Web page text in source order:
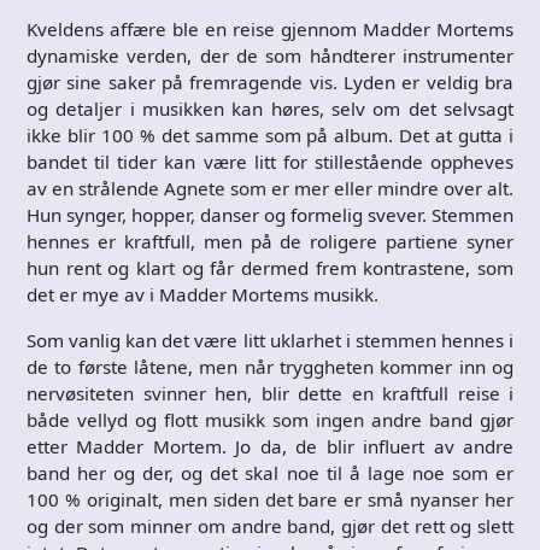
Kveldens affære ble en reise gjennom Madder Mortems
dynamiske verden, der de som håndterer instrumenter
gjør sine saker på fremragende vis. Lyden er veldig bra
og detaljer i musikken kan høres, selv om det selvsagt
ikke blir 100 % det samme som på album. Det at gutta i
bandet til tider kan være litt for stillestående oppheves
av en strålende Agnete som er mer eller mindre over alt.
Hun synger, hopper, danser og formelig svever. Stemmen
hennes er kraftfull, men på de roligere partiene syner
hun rent og klart og får dermed frem kontrastene, som
det er mye av i Madder Mortems musikk.
Som vanlig kan det være litt uklarhet i stemmen hennes i
de to første låtene, men når tryggheten kommer inn og
nervøsiteten svinner hen, blir dette en kraftfull reise i
både vellyd og flott musikk som ingen andre band gjør
etter Madder Mortem. Jo da, de blir influert av andre
band her og der, og det skal noe til å lage noe som er
100 % originalt, men siden det bare er små nyanser her
og der som minner om andre band, gjør det rett og slett